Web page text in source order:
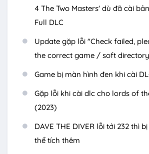
4 The Two Masters' dù đã cài
Full DLC
Update gặp lỗi "Check failed,
the correct game / soft
Game bị màn hình đen khi cài
Gặp lỗi khi cài dlc cho lords of
(2023)
DAVE THE DIVER lỗi tới 232 thì
thể tích thêm